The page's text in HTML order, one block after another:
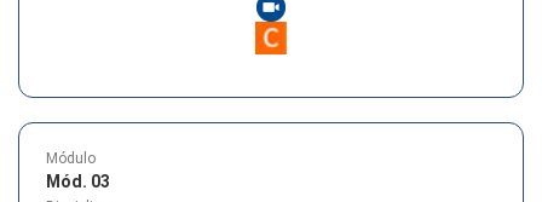
Módulo
Mód. 03